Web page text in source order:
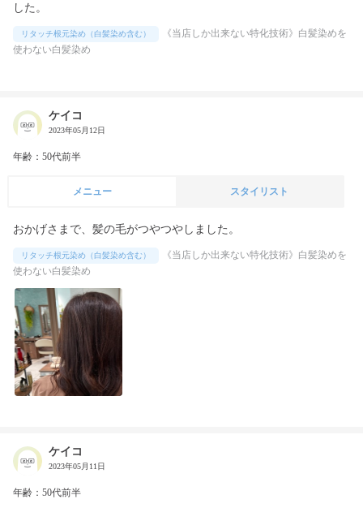
した。
リタッチ根元染め（白髪染め含む）
《当店しか出来ない特化技術》白髪染めを
使わない白髪染め
ケイコ
2023年05月12日
年齢：50代前半
メニュー スタイリスト
おかげさまで、髪の毛がつやつやしました。
リタッチ根元染め（白髪染め含む）
《当店しか出来ない特化技術》白髪染めを
使わない白髪染め
ケイコ
2023年05月11日
年齢：50代前半